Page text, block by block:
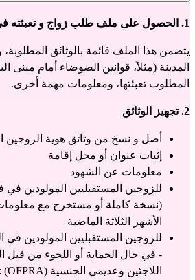
1. الحصول على ملف طلب زواج و تعبئته في الميري (البلدية)
المطلوب تعبئتها، ومعلومات مهمة أخرى.
2. تجهيز الوثائق
أصل و نسخ من وثائق هوية الزوجين
إثبات عنوان أو محل إقامة
معلومات عن الشهود
الأشهر الثلاثة الماضية
للزوجين المستقبليين المولودين في